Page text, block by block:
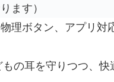
ます）
理ボタン、アプリ対
の耳を守りつつ、快